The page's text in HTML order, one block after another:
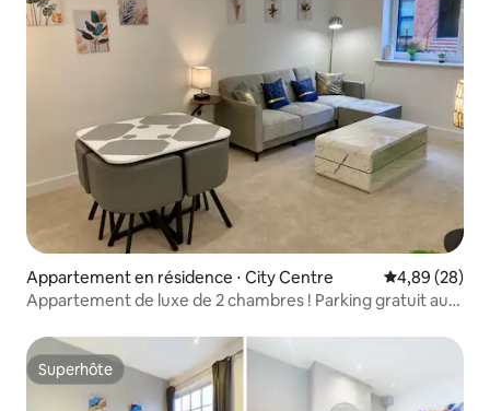
Appartement en résidence ⋅ City Centre Évaluation
4,89 (28)
Appartement de luxe de 2 chambres ! Parking gratuit au
Superhôte
Superhôte